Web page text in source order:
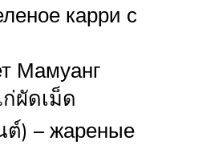
карри с
Мамуанг
ผัดเม็ด
) – жареные